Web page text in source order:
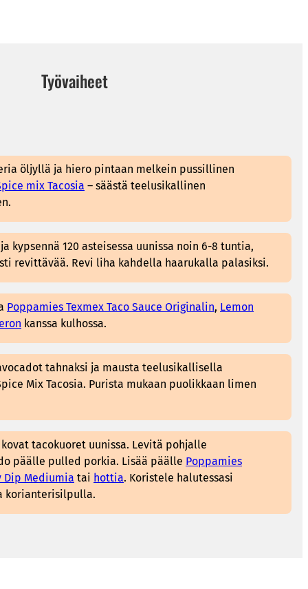
Työvaiheet
öljyllä ja hiero pintaan melkein pussillinen
mix Tacosia – säästä teelusikallinen
kypsennä 120 asteisessa uunissa noin 6-8 tuntia,
revittävää. Revi liha kahdella haarukalla palasiksi.
Poppamies Texmex Taco Sauce Originalin, Lemon
kanssa kulhossa.
tahnaksi ja mausta teelusikallisella
Mix Tacosia. Purista mukaan puolikkaan limen
tacokuoret uunissa. Levitä pohjalle
päälle pulled porkia. Lisää päälle Poppamies
Dip Mediumia tai hottia. Koristele halutessasi
korianterisilpulla.